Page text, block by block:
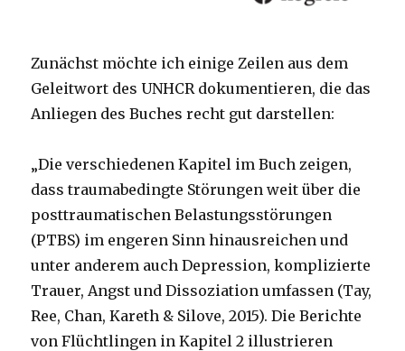
Zunächst möchte ich einige Zeilen aus dem
Geleitwort des UNHCR dokumentieren, die das
Anliegen des Buches recht gut darstellen:
„Die verschiedenen Kapitel im Buch zeigen,
dass traumabedingte Störungen weit über die
posttraumatischen Belastungsstörungen
(PTBS) im engeren Sinn hinausreichen und
unter anderem auch Depression, komplizierte
Trauer, Angst und Dissoziation umfassen (Tay,
Ree, Chan, Kareth & Silove, 2015). Die Berichte
von Flüchtlingen in Kapitel 2 illustrieren